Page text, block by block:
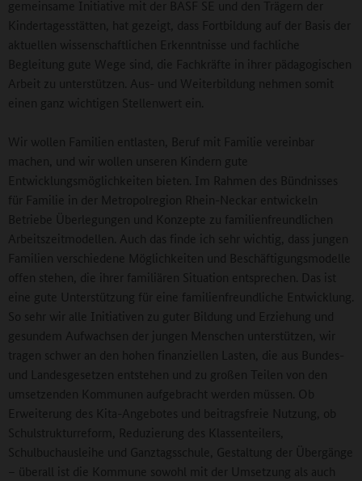
gemeinsame Initiative mit der BASF SE und den Trägern der
Kindertagesstätten, hat gezeigt, dass Fortbildung auf der Basis der
aktuellen wissenschaftlichen Erkenntnisse und fachliche
Begleitung gute Wege sind, die Fachkräfte in ihrer pädagogischen
Arbeit zu unterstützen. Aus- und Weiterbildung nehmen somit
einen ganz wichtigen Stellenwert ein.
Wir wollen Familien entlasten, Beruf mit Familie vereinbar
machen, und wir wollen unseren Kindern gute
Entwicklungsmöglichkeiten bieten. Im Rahmen des Bündnisses
für Familie in der Metropolregion Rhein-Neckar entwickeln
Betriebe Überlegungen und Konzepte zu familienfreundlichen
Arbeitszeitmodellen. Auch das finde ich sehr wichtig, dass jungen
Familien verschiedene Möglichkeiten und Beschäftigungsmodelle
offen stehen, die ihrer familiären Situation entsprechen. Das ist
eine gute Unterstützung für eine familienfreundliche Entwicklung.
So sehr wir alle Initiativen zu guter Bildung und Erziehung und
gesundem Aufwachsen der jungen Menschen unterstützen, wir
tragen schwer an den hohen finanziellen Lasten, die aus Bundes-
und Landesgesetzen entstehen und zu großen Teilen von den
umsetzenden Kommunen aufgebracht werden müssen. Ob
Erweiterung des Kita-Angebotes und beitragsfreie Nutzung, ob
Schulstrukturreform, Reduzierung des Klassenteilers,
Schulbuchausleihe und Ganztagsschule, Gestaltung der Übergänge
– überall ist die Kommune sowohl mit der Umsetzung als auch